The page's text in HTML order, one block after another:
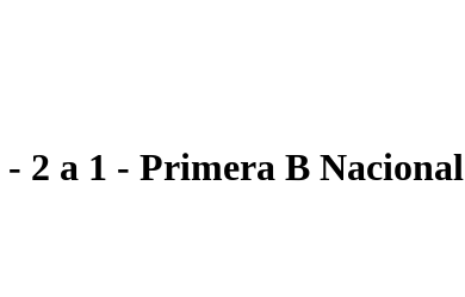
- 2 a 1 - Primera B Nacional